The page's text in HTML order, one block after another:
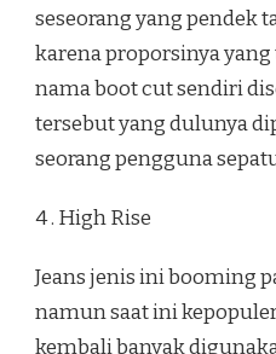
seseorang yang pendek
karena proporsinya
nama boot cut sendiri
tersebut yang dulunya
seorang pengguna
4 . High Rise
Jeans jenis ini booming
namun saat ini
kembali banyak